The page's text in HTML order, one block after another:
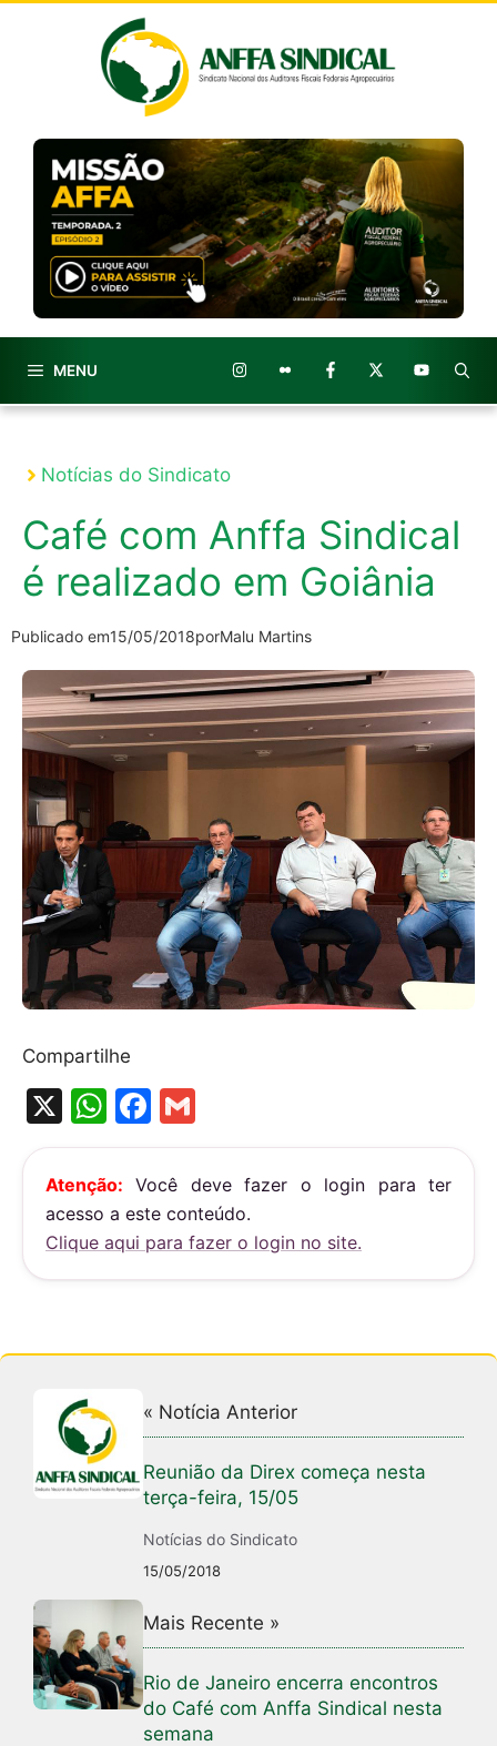
MENU
Notícias do Sindicato
Café com Anffa Sindical
é realizado em Goiânia
Publicado em15/05/2018porMalu Martins
Compartilhe
X
W
h
at
s
A
p
F
a
c
e
b
o
k
m
ai
l
Atenção: Você deve fazer o login para ter
acesso a este conteúdo.
Clique aqui para fazer o login no site.
« Notícia Anterior
Reunião da Direx começa nesta
terça-feira, 15/05
Notícias do Sindicato
15/05/2018
Mais Recente »
Rio de Janeiro encerra encontros
do Café com Anffa Sindical nesta
semana